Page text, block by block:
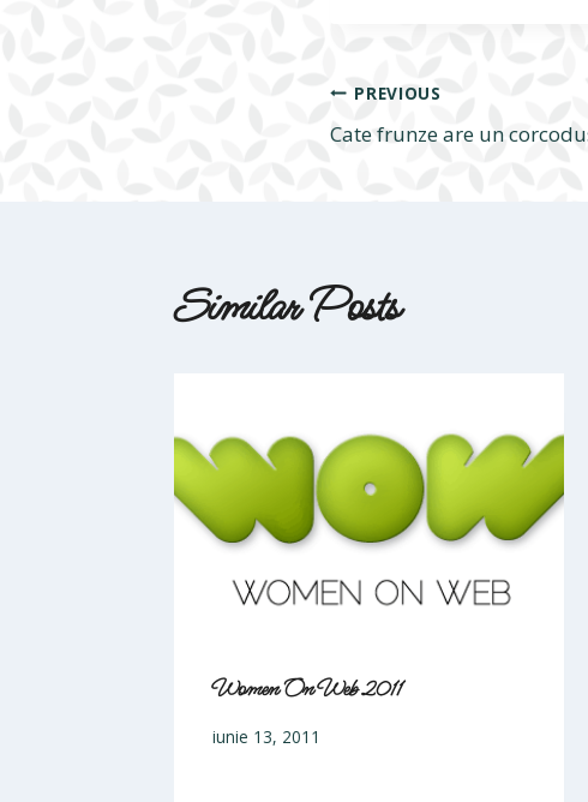
Navigare
PREVIOUS
Cate frunze are un
Similar Posts
Women On Web 2011
iunie 13, 2011